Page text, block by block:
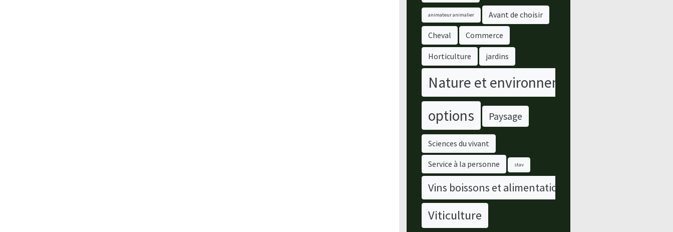
animateur animalier Avant de choisir
Cheval Commerce
Horticulture jardins
Nature et environnement
options
Paysage
Sciences du vivant
Service à la personne stav
Vins boissons et alimentation
Viticulture